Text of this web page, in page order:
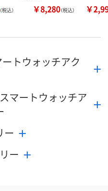
（税込） ￥8,280（税込） ￥
トウォッチアク
マートウォッチア
ー
ー